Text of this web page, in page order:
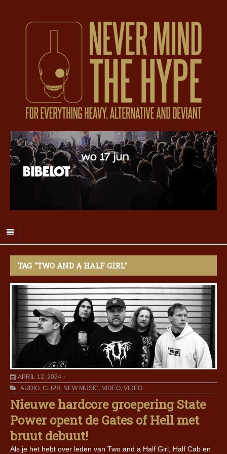
TAG "TWO AND A HALF GIRL"
APRIL 12, 2024
AUDIO, CLIPS, NEW MUSIC, VIDEO, VIDEO
Nieuwe hardcore groepering State
Power opent de Gates of Hell met
bruut debuut!
Als je het hebt over leden van Two and a Half Girl, Half Cab en